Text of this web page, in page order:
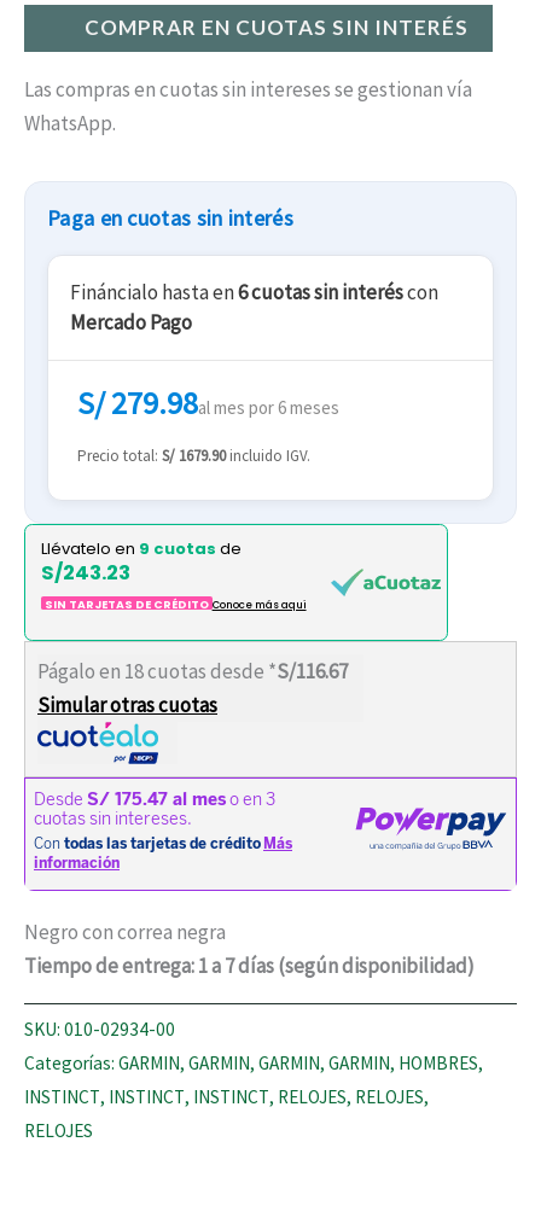
COMPRAR EN CUOTAS SIN INTERÉS
Las compras en cuotas sin intereses se gestionan vía
WhatsApp.
Paga en cuotas sin interés
Fináncialo hasta en6 cuotas sin interéscon
Mercado Pago
S/ 279.98al mes por 6 meses
Precio total: S/ 1679.90incluido IGV.
Llévatelo en 9 cuotas de
S/243.23
SIN TARJETAS DE CRÉDITO Conoce más aqui
Págalo en 18 cuotas desde *S/116.67
Simular otras cuotas
Negro con correa negra
Tiempo de entrega: 1 a 7 días (según disponibilidad)
SKU: 010-02934-00
Categorías: GARMIN, GARMIN, GARMIN, GARMIN, HOMBRES,
INSTINCT, INSTINCT, INSTINCT, RELOJES, RELOJES,
RELOJES